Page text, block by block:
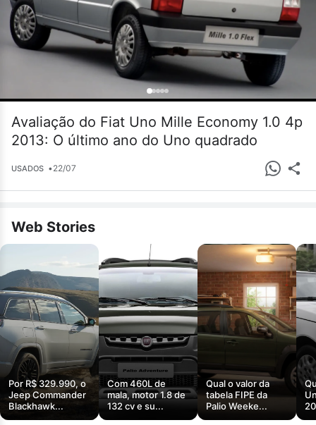
Avaliação do Fiat Uno Mille Economy 1.0 4p
2013: O último ano do Uno quadrado
USADOS •22/07
Web Stories
Por R$ 329.990, o
Jeep Commander
Blackhawk...
Com 460L de
mala, motor 1.8 de
132 cv e su...
Qual o valor da
tabela FIPE da
Palio Weeke...